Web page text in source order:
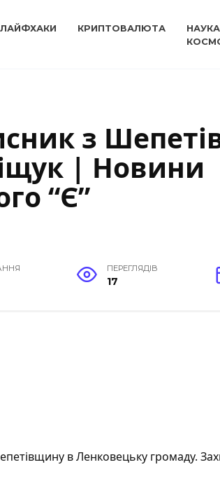
ЛАЙФХАКИ КРИПТОВАЛЮТА
з
| Новини
“Є”
ПЕРЕГЛЯДІВ
17
в Ленковецьку громаду.